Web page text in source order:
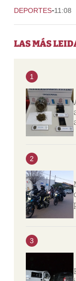
DEPORTES-11:08
LAS MÁS
1
2
3